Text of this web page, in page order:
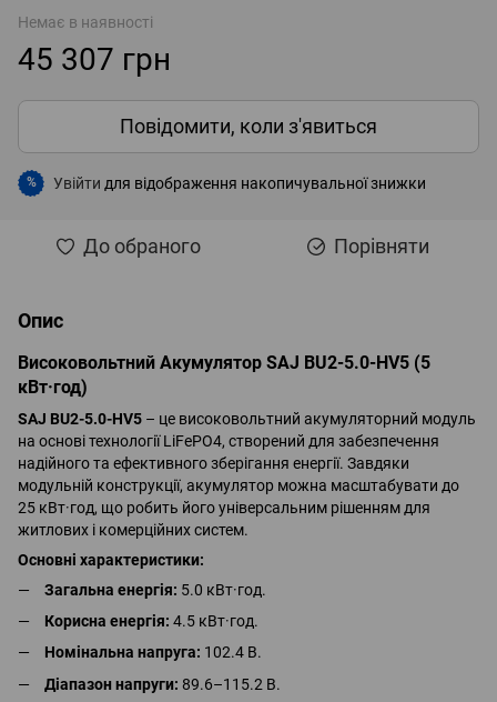
Немає в наявності
45 307 грн
Повідомити, коли з'явиться
% Увійти для відображення накопичувальної знижки
До обраного Порівняти
Опис
Високовольтний Акумулятор SAJ BU2-5.0-HV5 (5
кВт·год)
SAJ BU2-5.0-HV5 – це високовольтний акумуляторний модуль
на основі технології LiFePO4, створений для забезпечення
надійного та ефективного зберігання енергії. Завдяки
модульній конструкції, акумулятор можна масштабувати до
25 кВт·год, що робить його універсальним рішенням для
житлових і комерційних систем.
Основні характеристики:
Загальна енергія: 5.0 кВт·год.
Корисна енергія: 4.5 кВт·год.
Номінальна напруга: 102.4 В.
Діапазон напруги: 89.6–115.2 В.